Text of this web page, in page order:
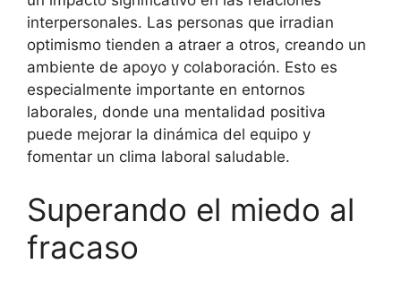
interpersonales. Las personas que irradian
optimismo tienden a atraer a otros, creando un
ambiente de apoyo y colaboración. Esto es
especialmente importante en entornos
laborales, donde una mentalidad positiva
puede mejorar la dinámica del equipo y
fomentar un clima laboral saludable.
Superando el miedo al
fracaso